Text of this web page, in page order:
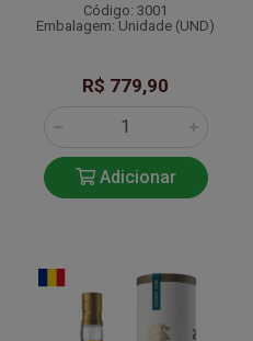
Código: 3001
Embalagem: Unidade (UND)
R$ 779,90
Adicionar